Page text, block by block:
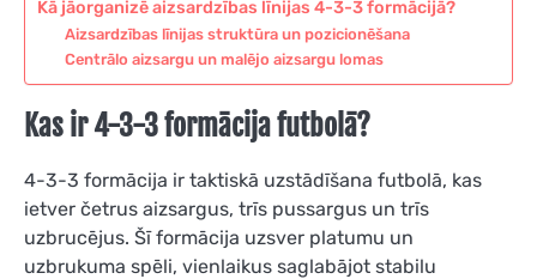
Kā jāorganizē aizsardzības līnijas 4-3-3 formācijā?
Aizsardzības līnijas struktūra un pozicionēšana
Centrālo aizsargu un malējo aizsargu lomas
Kas ir 4-3-3 formācija futbolā?
4-3-3 formācija ir taktiskā uzstādīšana futbolā, kas
ietver četrus aizsargus, trīs pussargus un trīs
uzbrucējus. Šī formācija uzsver platumu un
uzbrukuma spēli, vienlaikus saglabājot stabilu